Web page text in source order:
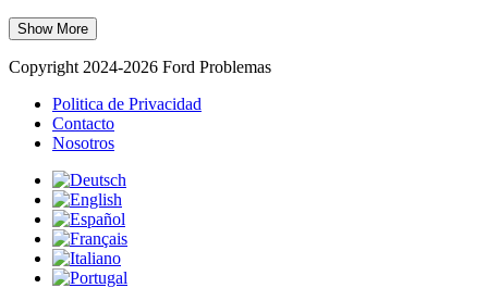
Show More
Copyright 2024-2026 Ford Problemas
Politica de Privacidad
Contacto
Nosotros